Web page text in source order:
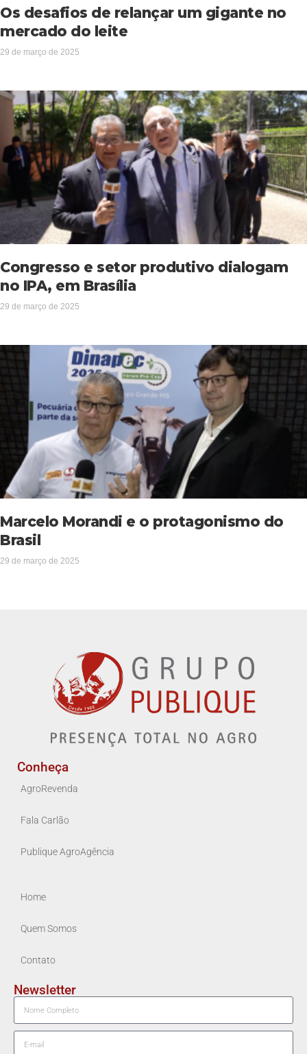
Os desafios de relançar um gigante no
mercado do leite
29 de março de 2025
Congresso e setor produtivo dialogam
no IPA, em Brasília
29 de março de 2025
Marcelo Morandi e o protagonismo do
Brasil
29 de março de 2025
Conheça
AgroRevenda
Fala Carlão
Publique AgroAgência
Home
Quem Somos
Contato
Newsletter